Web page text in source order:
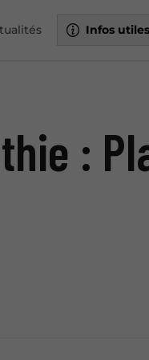
Infos utiles
: